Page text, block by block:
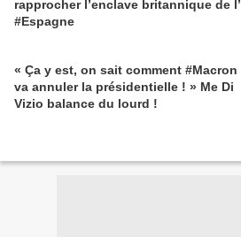
rapprocher l’enclave britannique de l’
#Espagne
« Ça y est, on sait comment #Macron
va annuler la présidentielle ! » Me Di
Vizio balance du lourd !